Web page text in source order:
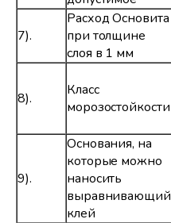
7).
Расход Основита
при толщине
слоя в 1 мм
8).
Класс
морозостойкости
9).
Основания, на
которые можно
наносить
выравнивающий
клей